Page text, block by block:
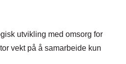
utvikling med omsorg for
vekt på å samarbeide kun